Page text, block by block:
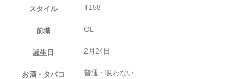
スタイル T158
前職 OL
誕生日 2月24日
お酒・タバコ 普通・吸わない